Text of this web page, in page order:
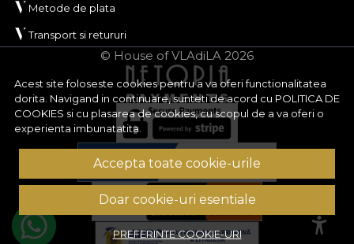
Acest site foloseste cookies pentru a va oferi functionalitatea
dorita. Navigand in continuare, sunteti de acord cu POLITICA DE
COOKIES si cu plasarea de cookies, cu scopul de a va oferi o
experienta imbunatatita.
Accepta toate cookie-urile
Doar cookie-uri esentiale
PREFERINTE COOKIE-URI
Metode de plata
Transport si retururi
© House of VLAdiLA 2026